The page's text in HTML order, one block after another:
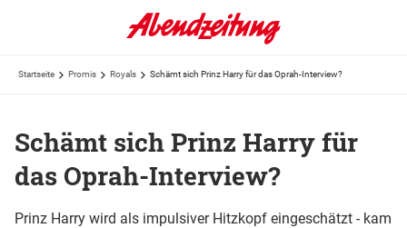
Startseite Promis Royals Schämt sich Prinz Harry für das Oprah-Interview?
Schämt sich Prinz Harry für
das Oprah-Interview?
Prinz Harry wird als impulsiver Hitzkopf eingeschätzt - kam